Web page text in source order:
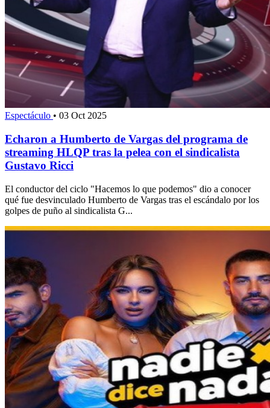
Espectáculo • 03 Oct 2025
Echaron a Humberto de Vargas del programa de
streaming HLQP tras la pelea con el sindicalista
Gustavo Ricci
El conductor del ciclo "Hacemos lo que podemos" dio a conocer
qué fue desvinculado Humberto de Vargas tras el escándalo por los
golpes de puño al sindicalista G...